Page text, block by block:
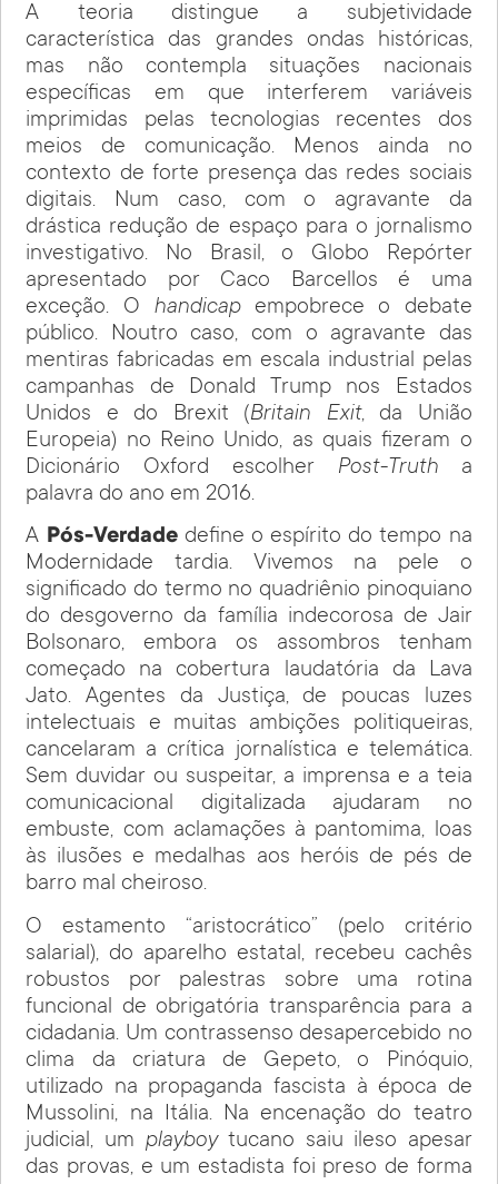
A teoria distingue a subjetividade
característica das grandes ondas históricas,
mas não contempla situações nacionais
específicas em que interferem variáveis
imprimidas pelas tecnologias recentes dos
meios de comunicação. Menos ainda no
contexto de forte presença das redes sociais
digitais. Num caso, com o agravante da
drástica redução de espaço para o jornalismo
investigativo. No Brasil, o Globo Repórter
apresentado por Caco Barcellos é uma
exceção. O handicapempobrece o debate
público. Noutro caso, com o agravante das
mentiras fabricadas em escala industrial pelas
campanhas de Donald Trump nos Estados
Unidos e do Brexit (Britain Exit, da União
Europeia) no Reino Unido, as quais fizeram o
Dicionário Oxford escolher Post-Truth a
palavra do ano em 2016.
A Pós-Verdadedefine o espírito do tempo na
Modernidade tardia. Vivemos na pele o
significado do termo no quadriênio pinoquiano
do desgoverno da família indecorosa de Jair
Bolsonaro, embora os assombros tenham
começado na cobertura laudatória da Lava
Jato. Agentes da Justiça, de poucas luzes
intelectuais e muitas ambições politiqueiras,
cancelaram a crítica jornalística e telemática.
Sem duvidar ou suspeitar, a imprensa e a teia
comunicacional digitalizada ajudaram no
embuste, com aclamações à pantomima, loas
às ilusões e medalhas aos heróis de pés de
barro mal cheiroso.
O estamento “aristocrático” (pelo critério
salarial), do aparelho estatal, recebeu cachês
robustos por palestras sobre uma rotina
funcional de obrigatória transparência para a
cidadania. Um contrassenso desapercebido no
clima da criatura de Gepeto, o Pinóquio,
utilizado na propaganda fascista à época de
Mussolini, na Itália. Na encenação do teatro
judicial, um playboytucano saiu ileso apesar
das provas, e um estadista foi preso de forma